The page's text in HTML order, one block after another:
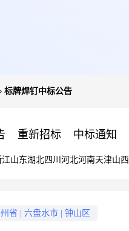
标牌焊钉中标公告
重新招标 中标通知
江山东湖北四川 河北河南天津山西
省 六盘水市 钟山区